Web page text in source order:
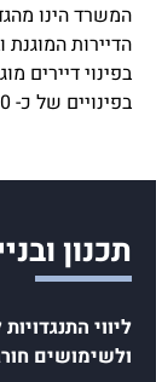
המשרד הינו
הדיירות המוגנת
בפינוי דיירים
בפינויים של כ- 1,000 דיירים מוגנים.
תכנון
ליווי
ולשימושים